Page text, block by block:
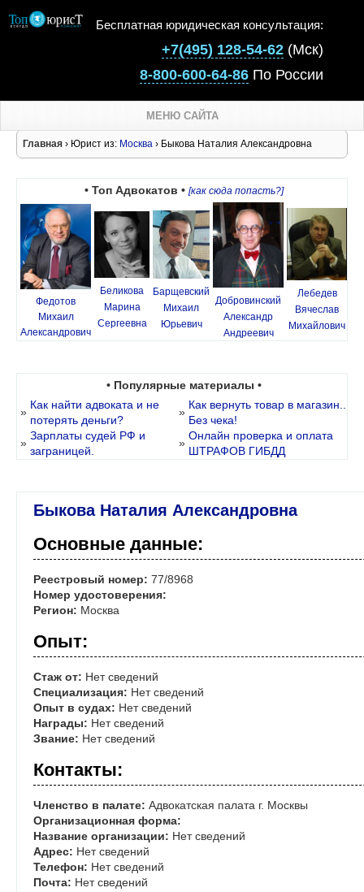
Бесплатная юридическая консультация:
+7(495) 128-54-62 (Мск)
8-800-600-64-86 По России
МЕНЮ САЙТА
Главная › Юрист из: Москва › Быкова Наталия Александровна
• Топ Адвокатов • [как сюда попасть?]
Федотов
Михаил
Александрович
Беликова
Марина
Сергеевна
Барщевский
Михаил
Юрьевич
Добровинский
Александр
Андреевич
Лебедев
Вячеслав
Михайлович
• Популярные материалы •
»
Как найти адвоката и не
потерять деньги?
»
Как вернуть товар в магазин..
Без чека!
»
Зарплаты судей РФ и
заграницей.
»
Онлайн проверка и оплата
ШТРАФОВ ГИБДД
Быкова Наталия Александровна
Основные данные:
Реестровый номер: 77/8968
Номер удостоверения:
Регион: Москва
Опыт:
Стаж от: Нет сведений
Специализация: Нет сведений
Опыт в судах: Нет сведений
Награды: Нет сведений
Звание: Нет сведений
Контакты:
Членство в палате: Адвокатская палата г. Москвы
Организационная форма:
Название организации: Нет сведений
Адрес: Нет сведений
Телефон: Нет сведений
Почта: Нет сведений